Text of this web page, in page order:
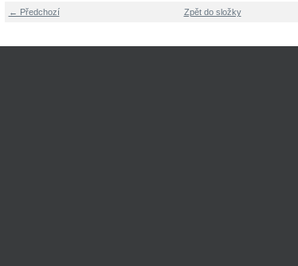
← Předchozí Zpět do složky